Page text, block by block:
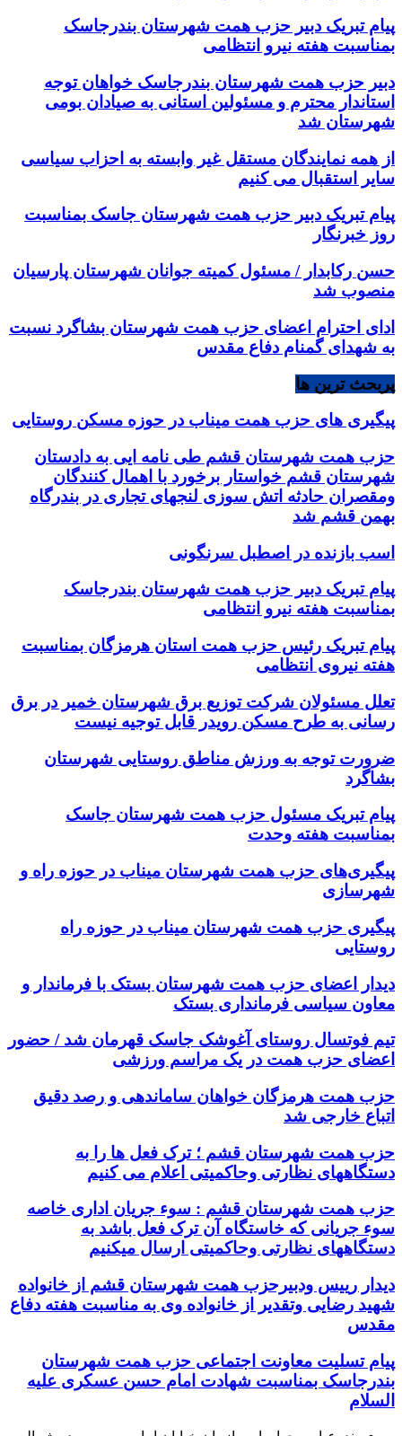
پیام تبریک دبیر حزب همت شهرستان بندرجاسک
بمناسبت هفته نیرو انتظامی
دبیر حزب همت شهرستان بندرجاسک خواهان توجه
استاندار محترم و مسئولین استانی به صیادان بومی
شهرستان شد
از همه نمایندگان مستقل غیر وابسته به احزاب سیاسی
سایر استقبال می کنیم
پیام تبریک دبیر حزب همت شهرستان جاسک بمناسبت
روز خبرنگار
حسن رکابدار / مسئول کمیته جوانان شهرستان پارسیان
منصوب شد
ادای احترام اعضای حزب همت شهرستان بشاگرد نسبت
به شهدای گمنام دفاع مقدس
پربحث ترین ها
پیگیری های حزب همت میناب در حوزه مسکن روستایی
حزب همت شهرستان قشم طی نامه ایی به دادستان
شهرستان قشم خواستار برخورد با اهمال کنندگان
ومقصران حادثه اتش سوزی لنجهای تجاری در بندرگاه
بهمن قشم شد
اسب بازنده در اصطبل سرنگونی
پیام تبریک دبیر حزب همت شهرستان بندرجاسک
بمناسبت هفته نیرو انتظامی
پیام تبریک رئیس حزب همت استان هرمزگان بمناسبت
هفته نیروی انتظامی
تعلل مسئولان شرکت توزیع برق شهرستان خمیر در برق
رسانی به طرح مسکن رویدر قابل توجیه نیست
ضرورت توجه به ورزش مناطق روستایی شهرستان
بشاگرد
پیام تبریک مسئول حزب همت شهرستان جاسک
بمناسبت هفته وحدت
پیگیری‌های حزب همت شهرستان میناب در حوزه راه و
شهرسازی
پیگیری حزب همت شهرستان میناب در حوزه راه
روستایی
دیدار اعضای حزب همت شهرستان بستک با فرماندار و
معاون سیاسی فرمانداری بستک
تیم فوتسال روستای آغوشک جاسک قهرمان شد / حضور
اعضای حزب همت در یک مراسم ورزشی
حزب همت هرمزگان خواهان ساماندهی و رصد دقیق
اتباع خارجی شد
حزب همت شهرستان قشم ؛ ترک فعل ها را به
دستگاههای نظارتی وحاکمیتی اعلام می کنیم
حزب همت شهرستان قشم : سوء جریان اداری خاصه
سوء جریانی که خاستگاه آن ترک فعل باشد به
دستگاههای نظارتی وحاکمیتی ارسال میکنیم
دیدار رییس ودبیرحزب همت شهرستان قشم از خانواده
شهید رضایی وتقدیر از خانواده وی به مناسبت هفته دفاع
مقدس
پیام تسلیت معاونت اجتماعی حزب همت شهرستان
بندرجاسک بمناسبت شهادت امام حسن عسکری علیه
السلام